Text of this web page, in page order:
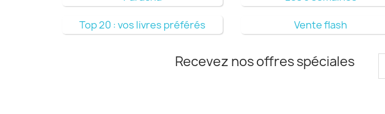
Top 20 : vos livres préférés Vente flash
Recevez nos offres spéciales